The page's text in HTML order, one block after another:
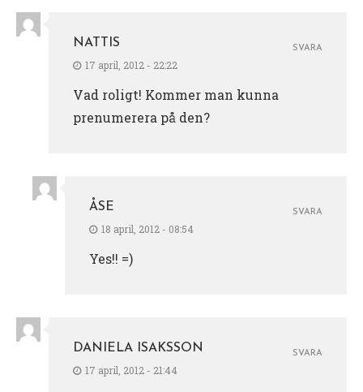
NATTIS
17 april, 2012 - 22:22
Vad roligt! Kommer man kunna
prenumerera på den?
SVARA
ÅSE
18 april, 2012 - 08:54
Yes!! =)
SVARA
DANIELA ISAKSSON
17 april, 2012 - 21:44
SVARA